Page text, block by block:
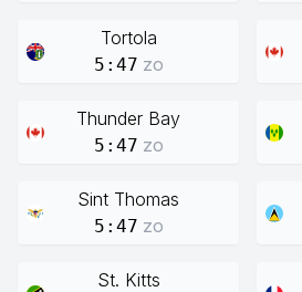
Tortola
5:47 zo
Thunder Bay
5:47 zo
Sint Thomas
5:47 zo
St. Kitts